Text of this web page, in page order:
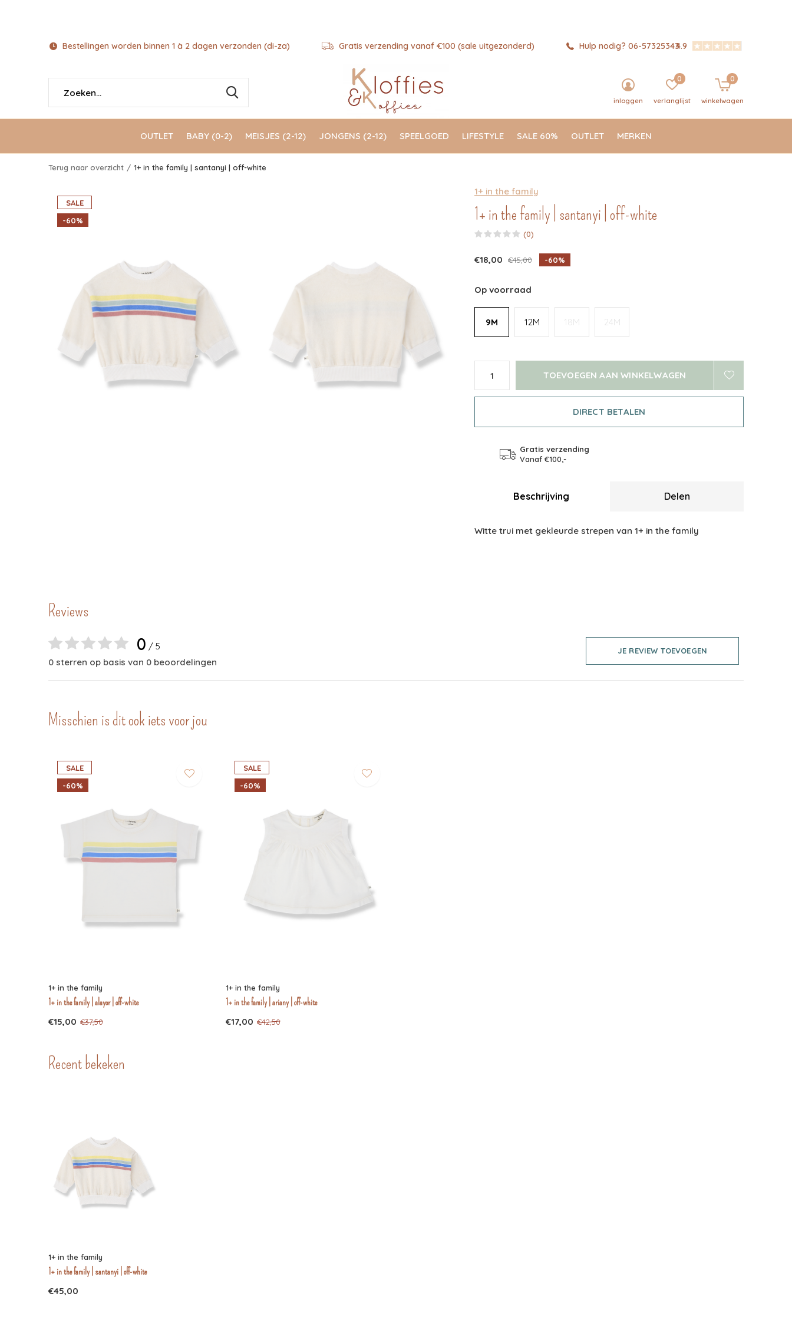
OUTLET BABY (0-2) MEISJES (2-12) JONGENS (2-12) SPEELGOED LIFESTYLE SALE 60% OUTLET MERKEN
inloggen verlanglijst
0
winkelwagen
0
Bestellingen worden binnen 1 à 2 dagen verzonden (di-za) Gratis verzending vanaf €100 (sale uitgezonderd) Hulp nodig? 06-573253434.9
Terug naar overzicht 1+ in the family | santanyi | off-white
SALE
-60%
1+ in the family
1+ in the family | santanyi | off-white
(0)
€18,00 €45,00 -60%
Op voorraad
9M 12M 18M 24M
TOEVOEGEN AAN WINKELWAGEN
DIRECT BETALEN
Gratis verzending
Vanaf €100,-
Beschrijving Delen
Witte trui met gekleurde strepen van 1+ in the family
Reviews
0 / 5
0 sterren op basis van 0 beoordelingen
JE REVIEW TOEVOEGEN
Misschien is dit ook iets voor jou
SALE
-60%
1+ in the family
1+ in the family | alayor | off-white
€15,00 €37,50
SALE
-60%
1+ in the family
1+ in the family | ariany | off-white
€17,00 €42,50
Recent bekeken
1+ in the family
1+ in the family | santanyi | off-white
€45,00